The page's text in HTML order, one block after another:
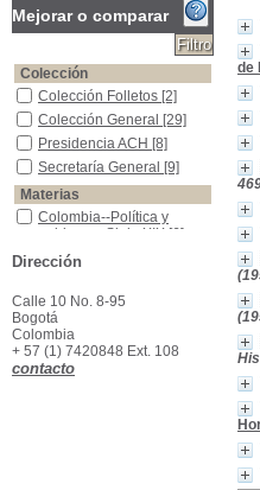
de
Mejorar o comparar
Colección
Colección Folletos
Colección Folletos [2]
Colección General
Colección General [29]
Presidencia ACH
Presidencia ACH [8]
Secretaría General
Secretaría General [9]
Materias
Colombia--Política y gobierno--Siglo
Colombia--Política y
gobierno--Siglo XIX [6]
Batalla del Pantano de Vargas, 1819
Batalla del Pantano de
Vargas, 1819
Colombia -Historia -Campaña
Colombia -Historia -
Campaña Libertadora,
1818-1819
Colombia -Historia -Guerra de
Colombia -Historia -
Guerra de Independencia-
-1810-1819
Colombia -Historia -Guerras civiles,
Colombia -Política y gobierno -1853-
Dirección
Calle 10 No. 8-95
Bogotá
Colombia
+ 57 (1) 7420848 Ext. 108
contacto